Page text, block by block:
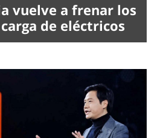
vuelve a frenar los
de eléctricos